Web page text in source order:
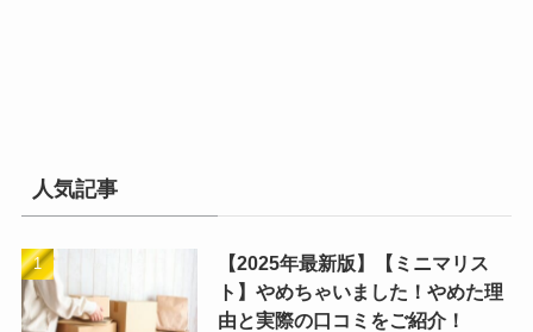
人気記事
【2025年最新版】【ミニマリス
ト】やめちゃいました！やめた理
由と実際の口コミをご紹介！